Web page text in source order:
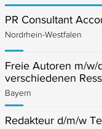
PR Consultant
Nordrhein-Westfalen
Freie Autoren m/w/
verschiedenen
Bayern
Redakteur d/m/w